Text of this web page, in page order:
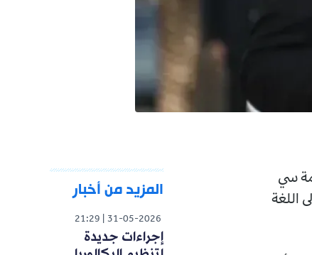
المزيد من أخبار
21:29
إجراءات جديدة